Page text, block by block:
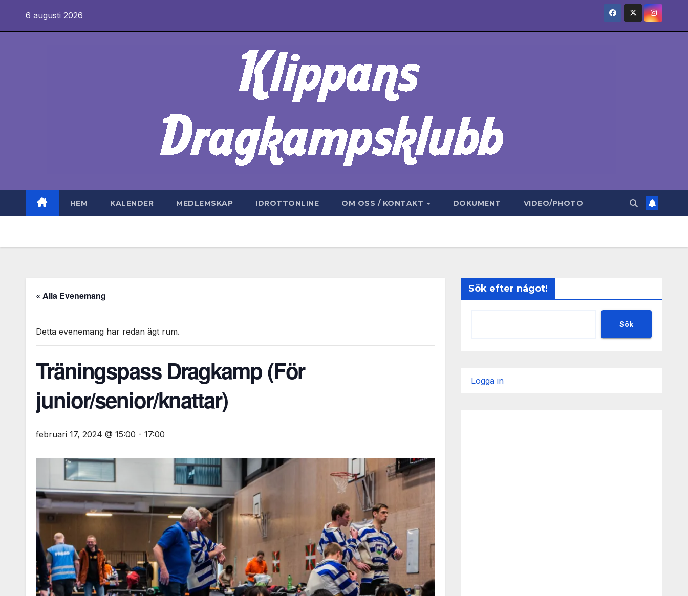
6 augusti 2026
HEM KALENDER MEDLEMSKAP IDROTTONLINE OM OSS / KONTAKT DOKUMENT VIDEO/PHOTO
« Alla Evenemang
Detta evenemang har redan ägt rum.
Träningspass Dragkamp (För
junior/senior/knattar)
februari 17, 2024 @ 15:00 - 17:00
Sök efter något!
Sök
Logga in